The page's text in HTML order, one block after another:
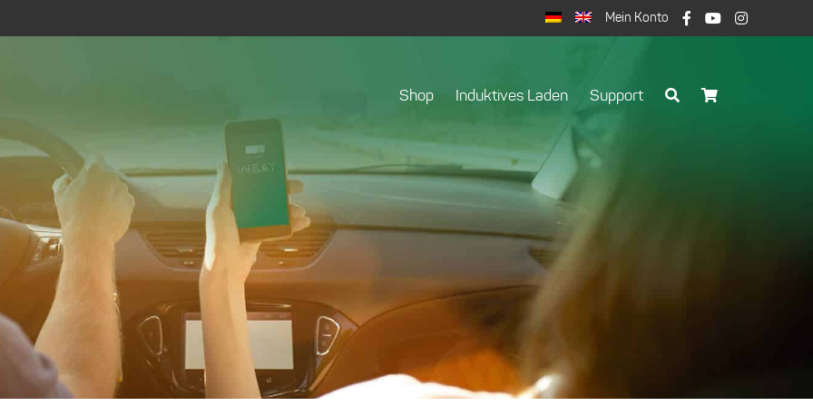
Mein Konto
Shop Induktives Laden Support